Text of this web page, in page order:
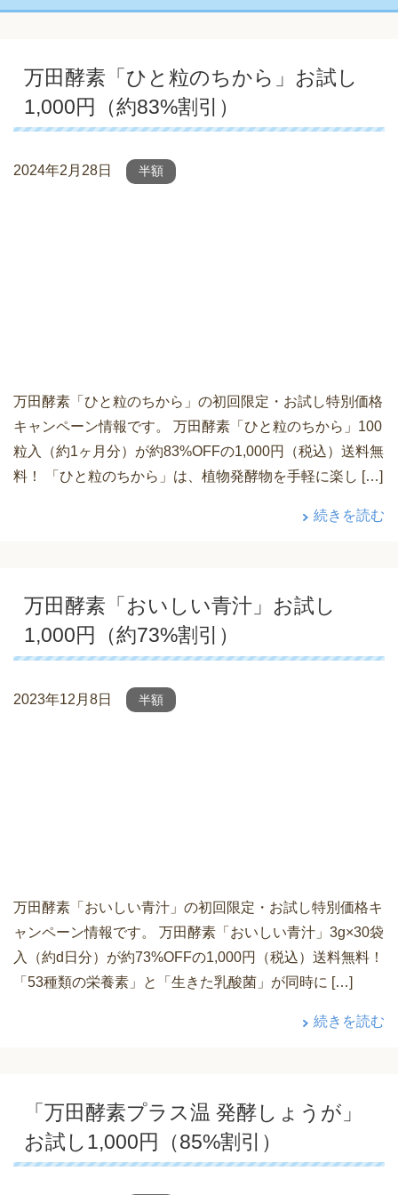
万田酵素「ひと粒のちから」お試し
1,000円（約83%割引）
2024年2月28日 半額
万田酵素「ひと粒のちから」の初回限定・お試し特別価格
キャンペーン情報です。 万田酵素「ひと粒のちから」100
粒入（約1ヶ月分）が約83%OFFの1,000円（税込）送料無
料！ 「ひと粒のちから」は、植物発酵物を手軽に楽し […]
続きを読む
万田酵素「おいしい青汁」お試し
1,000円（約73%割引）
2023年12月8日 半額
万田酵素「おいしい青汁」の初回限定・お試し特別価格キ
ャンペーン情報です。 万田酵素「おいしい青汁」3g×30袋
入（約d日分）が約73%OFFの1,000円（税込）送料無料！
「53種類の栄養素」と「生きた乳酸菌」が同時に […]
続きを読む
「万田酵素プラス温 発酵しょうが」
お試し1,000円（85%割引）